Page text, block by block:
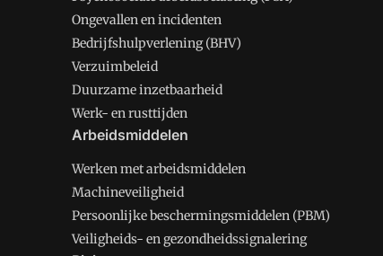
Ongevallen en incidenten
Bedrijfshulpverlening (BHV)
Verzuimbeleid
Duurzame inzetbaarheid
Werk- en rusttijden
Arbeidsmiddelen
Werken met arbeidsmiddelen
Machineveiligheid
Persoonlijke beschermingsmiddelen (PBM)
Veiligheids- en gezondheidssignalering